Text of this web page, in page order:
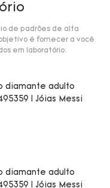
de padrões de alta
é fornecer a você
em laboratório.